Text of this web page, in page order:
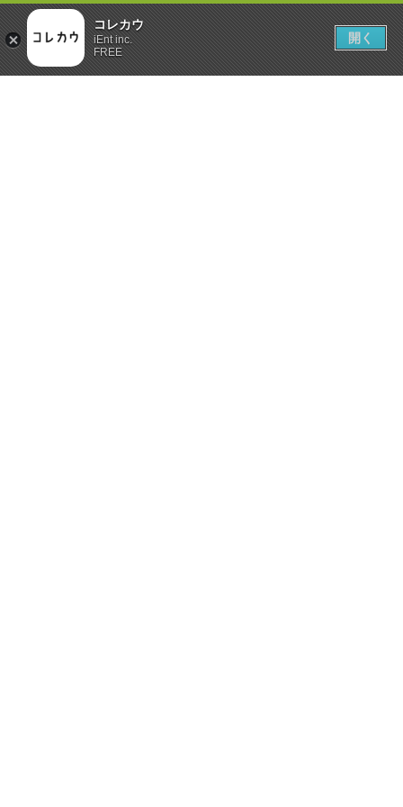
コレカウ
iEnt inc.
FREE
開く